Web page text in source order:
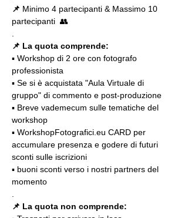
📌 Minimo 4 partecipanti & Massimo 10
partecipanti  👥
📌 La quota comprende:
▪️ Workshop di 2 ore con fotografo
professionista
▪️ Se si è acquistata "Aula Virtuale di
gruppo" di commento e post-produzione
▪️ Breve vademecum sulle tematiche del
workshop
▪️ WorkshopFotografici.eu CARD per
accumulare presenza e godere di futuri
sconti sulle iscrizioni
▪️ buoni sconti verso i nostri partners del
momento
📌 La quota non comprende: